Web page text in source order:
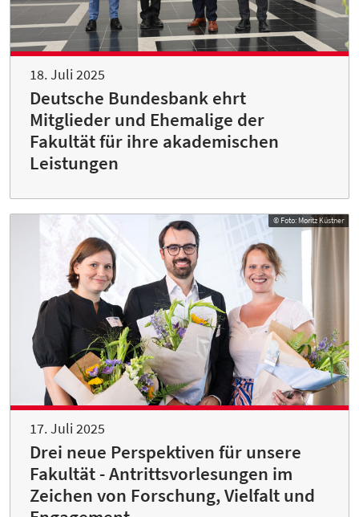
18. Juli 2025
Deutsche Bundesbank ehrt
Mitglieder und Ehemalige der
Fakultät für ihre akademischen
Leistungen
© Foto: Moritz Küstner
17. Juli 2025
Drei neue Perspektiven für unsere
Fakultät - Antrittsvorlesungen im
Zeichen von Forschung, Vielfalt und